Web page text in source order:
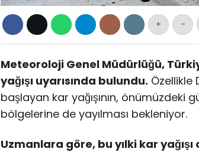
+ -
Meteoroloji Genel Müdürlüğü,
yağışı uyarısında bulundu. Özellikle
başlayan kar yağışının,
bölgelerine de yayılması bekleniyor.
Uzmanlara göre, bu yılki kar